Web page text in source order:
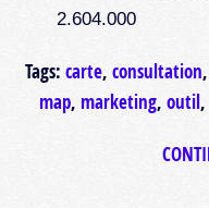
Tags: carte, consultation,
map, marketing, outil,